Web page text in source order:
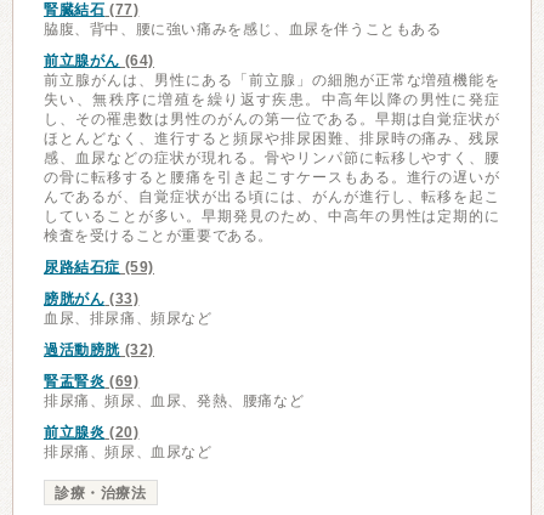
腎臓結石 (77)
脇腹、背中、腰に強い痛みを感じ、血尿を伴うこともある
前立腺がん (64)
前立腺がんは、男性にある「前立腺」の細胞が正常な増殖機能を
失い、無秩序に増殖を繰り返す疾患。中高年以降の男性に発症
し、その罹患数は男性のがんの第一位である。早期は自覚症状が
ほとんどなく、進行すると頻尿や排尿困難、排尿時の痛み、残尿
感、血尿などの症状が現れる。骨やリンパ節に転移しやすく、腰
の骨に転移すると腰痛を引き起こすケースもある。進行の遅いが
んであるが、自覚症状が出る頃には、がんが進行し、転移を起こ
していることが多い。早期発見のため、中高年の男性は定期的に
検査を受けることが重要である。
尿路結石症 (59)
膀胱がん (33)
血尿、排尿痛、頻尿など
過活動膀胱 (32)
腎盂腎炎 (69)
排尿痛、頻尿、血尿、発熱、腰痛など
前立腺炎 (20)
排尿痛、頻尿、血尿など
診療・治療法